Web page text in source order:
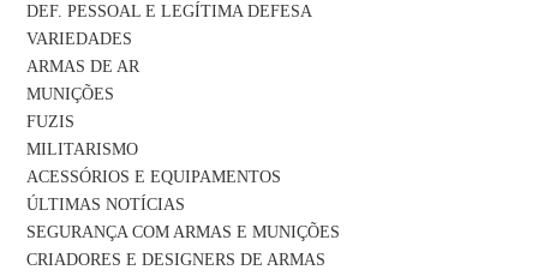
DEF. PESSOAL E LEGÍTIMA DEFESA
VARIEDADES
ARMAS DE AR
MUNIÇÕES
FUZIS
MILITARISMO
ACESSÓRIOS E EQUIPAMENTOS
ÚLTIMAS NOTÍCIAS
SEGURANÇA COM ARMAS E MUNIÇÕES
CRIADORES E DESIGNERS DE ARMAS